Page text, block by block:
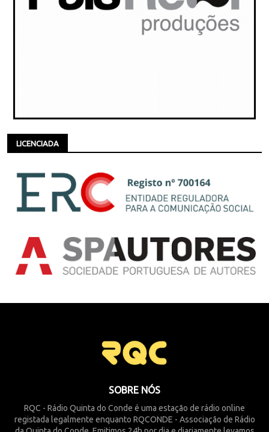
LICENCIADA
SOBRE NÓS
RQC - Rádio Quinta do Conde é uma estação de rádio online
registada legalmente enquanto RQCONDE - Associação de Rádio